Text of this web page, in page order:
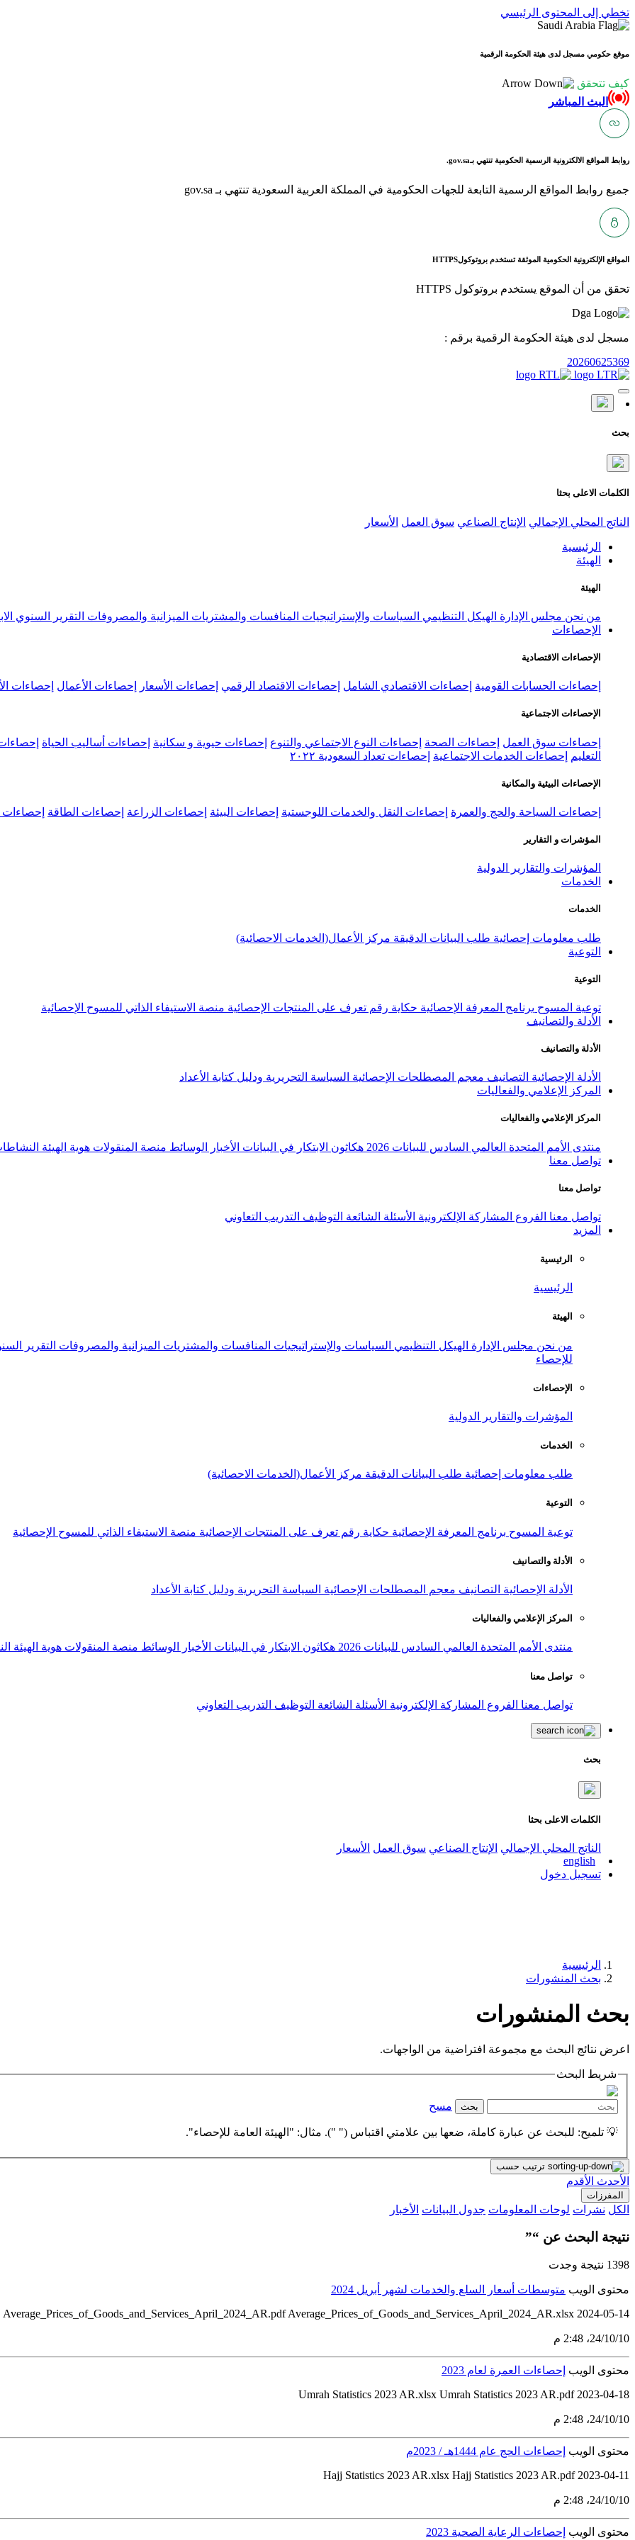
تخطي إلى المحتوى الرئيسي
موقع حكومي مسجل لدى هيئة الحكومة الرقمية
كيف تتحقق
البث المباشر
روابط المواقع الالكترونية الرسمية الحكومية تنتهي بـgov.sa.
جميع روابط المواقع الرسمية التابعة للجهات الحكومية في المملكة العربية السعودية تنتهي بـ gov.sa
المواقع الإلكترونية الحكومية الموثقة تستخدم بروتوكولHTTPS
تحقق من أن الموقع يستخدم بروتوكول HTTPS
مسجل لدى هيئة الحكومة الرقمية برقم :
20260625369
بحث
الكلمات الاعلى بحثا
الناتج المحلي الإجمالي الإنتاج الصناعي سوق العمل الأسعار
الرئيسية
الهيئة
الهيئة
من نحن مجلس الإدارة الهيكل التنظيمي السياسات والإستراتيجيات المنافسات والمشتريات الميزانية والمصروفات التقرير السنوي
الإحصاءات
الإحصاءات الاقتصادية
إحصاءات الحسابات القومية إحصاءات الاقتصادي الشامل إحصاءات الاقتصاد الرقمي إحصاءات الأسعار إحصاءات الأعمال إحصاءات
الإحصاءات الاجتماعية
إحصاءات سوق العمل إحصاءات الصحة إحصاءات النوع الاجتماعي والتنوع إحصاءات حيوية و سكانية إحصاءات أساليب الحياة
التعليم
إحصاءات الخدمات الاجتماعية إحصاءات تعداد السعودية ٢٠٢٢
الإحصاءات البيئية والمكانية
إحصاءات السياحة والحج والعمرة إحصاءات النقل والخدمات اللوجستية إحصاءات البيئة إحصاءات الزراعة إحصاءات الطاقة إحصاءات
المؤشرات و التقارير
المؤشرات والتقارير الدولية
الخدمات
الخدمات
طلب معلومات إحصائية طلب البيانات الدقيقة مركز الأعمال(الخدمات الاحصائية)
التوعية
التوعية
توعية المسوح برنامج المعرفة الإحصائية حكاية رقم تعرف على المنتجات الإحصائية منصة الاستيفاء الذاتي للمسوح الإحصائية
الأدلة والتصانيف
الأدلة والتصانيف
الأدلة الإحصائية التصانيف معجم المصطلحات الإحصائية السياسة التحريرية ودليل كتابة الأعداد
المركز الإعلامي والفعاليات
المركز الإعلامي والفعاليات
منتدى الأمم المتحدة العالمي السادس للبيانات 2026 هكاثون الابتكار في البيانات الأخبار الوسائط منصة المنقولات هوية الهيئة
تواصل معنا
تواصل معنا
تواصل معنا الفروع المشاركة الإلكترونية الأسئلة الشائعة التوظيف التدريب التعاوني
المزيد
الرئيسية
الرئيسية
الهيئة
من نحن مجلس الإدارة الهيكل التنظيمي السياسات والإستراتيجيات المنافسات والمشتريات الميزانية والمصروفات التقرير
للإحصاء
الإحصاءات
المؤشرات والتقارير الدولية
الخدمات
طلب معلومات إحصائية طلب البيانات الدقيقة مركز الأعمال(الخدمات الاحصائية)
التوعية
توعية المسوح برنامج المعرفة الإحصائية حكاية رقم تعرف على المنتجات الإحصائية منصة الاستيفاء الذاتي للمسوح الإحصائية
الأدلة والتصانيف
الأدلة الإحصائية التصانيف معجم المصطلحات الإحصائية السياسة التحريرية ودليل كتابة الأعداد
المركز الإعلامي والفعاليات
منتدى الأمم المتحدة العالمي السادس للبيانات 2026 هكاثون الابتكار في البيانات الأخبار الوسائط منصة المنقولات هوية الهيئة
تواصل معنا
تواصل معنا الفروع المشاركة الإلكترونية الأسئلة الشائعة التوظيف التدريب التعاوني
بحث
الكلمات الاعلى بحثا
الناتج المحلي الإجمالي الإنتاج الصناعي سوق العمل الأسعار
english
تسجيل دخول
الرئيسية
بحث المنشورات
بحث المنشورات
اعرض نتائج البحث مع مجموعة افتراضية من الواجهات.
شريط البحث
بحث مسح
💡 تلميح: للبحث عن عبارة كاملة، ضعها بين علامتي اقتباس (" "). مثال: "الهيئة العامة للإحصاء".
ترتيب حسب
الأحدث الأقدم
المفرزات
الكل نشرات لوحات المعلومات جدول البيانات الأخبار
نتيجة البحث عن “”
1398 نتيجة وجدت
محتوى الويب متوسطات أسعار السلع والخدمات لشهر أبريل 2024
Average_Prices_of_Goods_and_Services_April_2024_AR.pdf Average_Prices_of_Goods_and_Services_April_2024_AR.xlsx 2024-05-14
10‏/10‏/24، 2:48 م
محتوى الويب إحصاءات العمرة لعام 2023
2023-04-18 Umrah Statistics 2023 AR.xlsx Umrah Statistics 2023 AR.pdf
10‏/10‏/24، 2:48 م
محتوى الويب إحصاءات الحج عام 1444هـ / 2023م
2023-04-11 Hajj Statistics 2023 AR.xlsx Hajj Statistics 2023 AR.pdf
10‏/10‏/24، 2:48 م
محتوى الويب إحصاءات الرعاية الصحية 2023